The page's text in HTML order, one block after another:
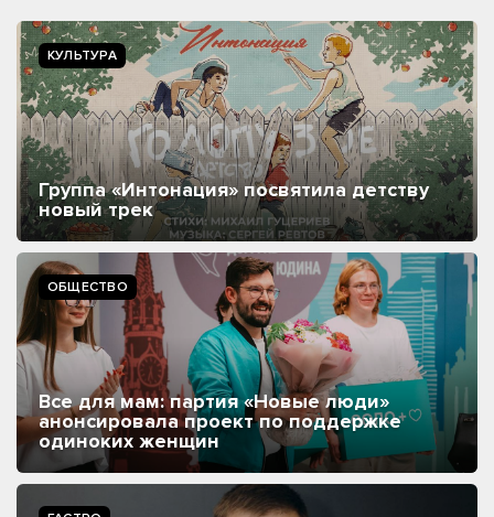
КУЛЬТУРА
Группа «Интонация» посвятила детству
новый трек
ОБЩЕСТВО
Все для мам: партия «Новые люди»
анонсировала проект по поддержке
одиноких женщин